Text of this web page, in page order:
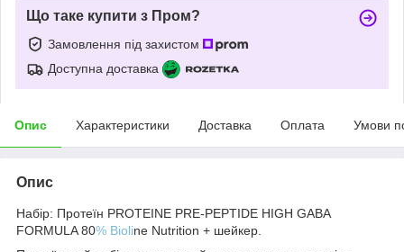
Що таке купити з Пром?
Замовлення під захистом
Доступна доставка
Опис Характеристики Доставка Оплата Умови
Опис
Набір: Протеїн PROTEINE PRE-PEPTIDE HIGH GABA
FORMULA 80% Bioline Nutrition + шейкер.